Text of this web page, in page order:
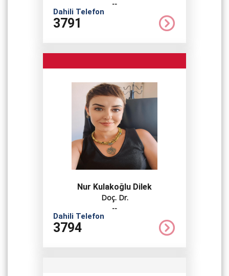
--
Dahili Telefon
3791
Nur Kulakoğlu Dilek
Doç. Dr.
--
Dahili Telefon
3794